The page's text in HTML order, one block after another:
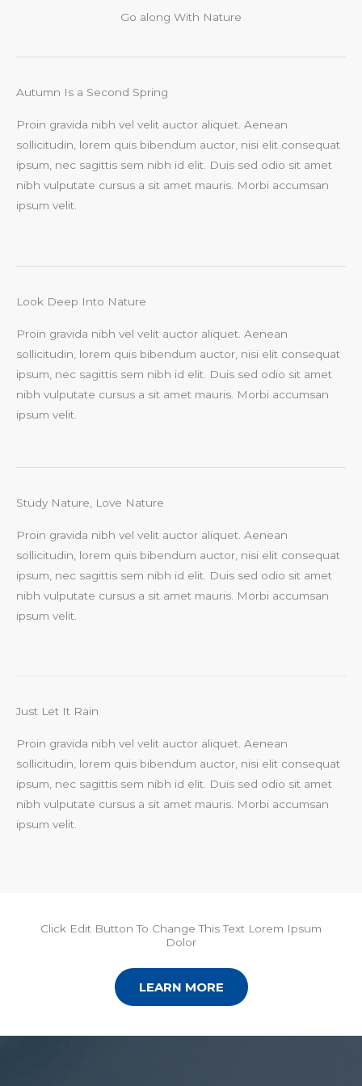
Go along With Nature
Autumn Is a Second Spring
Proin gravida nibh vel velit auctor aliquet. Aenean
sollicitudin, lorem quis bibendum auctor, nisi elit consequat
ipsum, nec sagittis sem nibh id elit. Duis sed odio sit amet
nibh vulputate cursus a sit amet mauris. Morbi accumsan
ipsum velit.
Look Deep Into Nature
Proin gravida nibh vel velit auctor aliquet. Aenean
sollicitudin, lorem quis bibendum auctor, nisi elit consequat
ipsum, nec sagittis sem nibh id elit. Duis sed odio sit amet
nibh vulputate cursus a sit amet mauris. Morbi accumsan
ipsum velit.
Study Nature, Love Nature
Proin gravida nibh vel velit auctor aliquet. Aenean
sollicitudin, lorem quis bibendum auctor, nisi elit consequat
ipsum, nec sagittis sem nibh id elit. Duis sed odio sit amet
nibh vulputate cursus a sit amet mauris. Morbi accumsan
ipsum velit.
Just Let It Rain
Proin gravida nibh vel velit auctor aliquet. Aenean
sollicitudin, lorem quis bibendum auctor, nisi elit consequat
ipsum, nec sagittis sem nibh id elit. Duis sed odio sit amet
nibh vulputate cursus a sit amet mauris. Morbi accumsan
ipsum velit.
Click Edit Button To Change This Text Lorem Ipsum
Dolor
LEARN MORE